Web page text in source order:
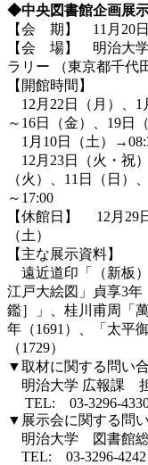
◆中央図書館企画展
【会 期】 11月20
【会 場】 明治大学
ラリー （東京都千代
【開館時間】
12月22日（月）、1
～16日（金）、19日
1月10日（土）
12月23日（火・祝
（火）、11日（日）
～17:00
【休館日】 12月29
（土）
【主な展示資料】
遠近道印「（新板
江戸大絵図」貞享3
鑑］」、桂川甫周「
年（1691）、「太平
（1729）
▼取材に関する問い
明治大学 広報課 担
TEL: 03-3296-
▼展示会に関する問
明治大学 図書館
TEL: 03-3296-4242